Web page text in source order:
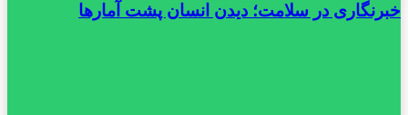
خبرنگاری در سلامت؛ دیدن انسان پشت آمارها